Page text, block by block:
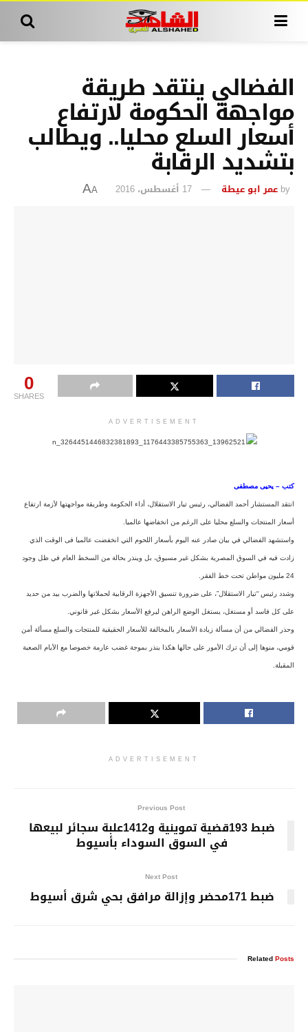
الفضالي ينتقد طريقة
مواجهة الحكومة لارتفاع
أسعار السلع محليا.. ويطالب
بتشديد الرقابة
by عمر ابو عيطة 17 أغسطس، 2016 A
A
0
SHARES
ADVERTISEMENT
كتب – يحيى مصطفى
انتقد المستشار أحمد الفضالي، رئيس تيار الاستقلال، أداء الحكومة وطريقة مواجهتها لأزمة ارتفاع
أسعار المنتجات والسلع محليا على الرغم من انخفاضها عالميا.
واستشهد الفضالي في بيان صادر عنه اليوم بأسعار اللحوم التي انخفضت عالميا فى الوقت الذي
زادت فيه في السوق المصرية بشكل غير مسبوق، بل وينذر بحالة من السخط العام في ظل وجود
24 مليون مواطن تحت خط الفقر.
وشدد رئيس “تيار الاستقلال”، على ضرورة تنسيق الأجهزة الرقابية لحملاتها والضرب بيد من حديد
على كل فاسد أو مستغل، يستغل الوضع الراهن ليرفع الأسعار بشكل غير قانوني.
وحذر الفضالي من أن مسألة زيادة الأسعار بالمخالفة للأسعار الحقيقية للمنتجات والسلع مسألة أمن
قومي، منوها إلى أن ترك الأمور على حالها هكذا ينذر بموجة غضب عارمة خصوصا مع الأيام الصعبة
المقبلة.
ADVERTISEMENT
Previous Post
ضبط 193قضية تموينية و1412علبة سجائر لبيعها
في السوق السوداء بأسيوط
Next Post
ضبط 171محضر وإزالة مرافق بحي شرق أسيوط
RelatedPosts